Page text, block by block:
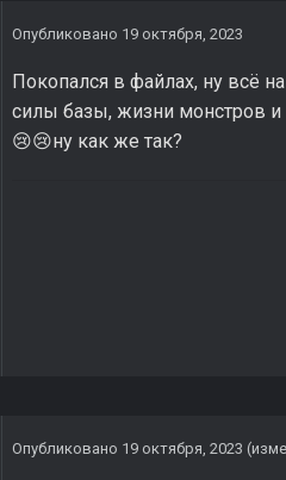
Опубликовано 19 октября, 2023
Покопался в файлах, ну всё
силы базы, жизни монстров и
😢😢ну как же так?
Опубликовано 19 октября, 2023